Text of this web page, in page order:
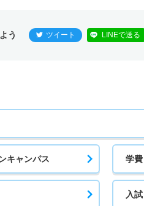
う ツイート LINEで送る
キャンパス 学費
入試